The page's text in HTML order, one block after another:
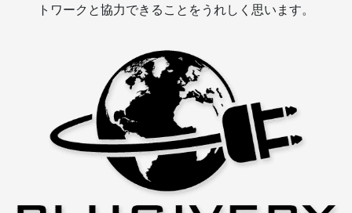
トワークと協力できることをうれしく思います。